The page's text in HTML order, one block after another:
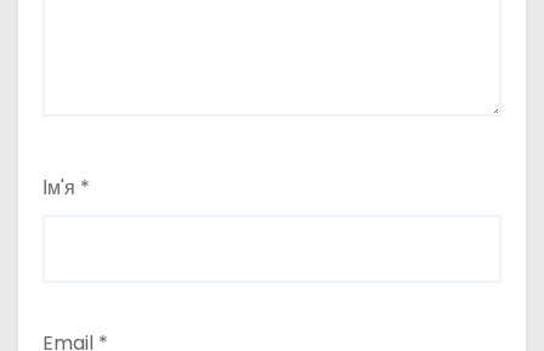
Ім'я *
Email *